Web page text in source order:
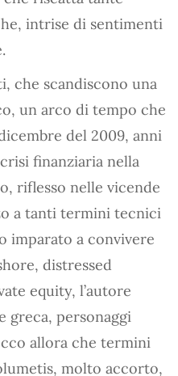
intrise di sentimenti
che scandiscono una
un arco di tempo che
del 2009, anni
finanziaria nella
riflesso nelle vicende
a tanti termini tecnici
imparato a convivere
distressed
equity, l’autore
greca, personaggi
allora che termini
molto accorto,